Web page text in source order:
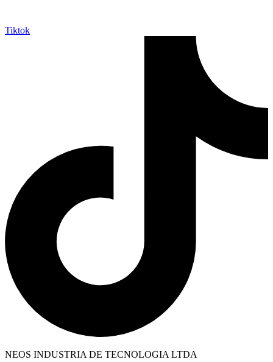
Tiktok
NEOS INDUSTRIA DE TECNOLOGIA LTDA